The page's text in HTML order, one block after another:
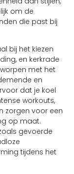
om de
die past bij
bij het kiezen
en kerkrade
met het
en
dat je koel
workouts,
zorgen voor een
op maat.
gevoerde
tijdens het